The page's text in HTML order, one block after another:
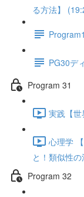
る方法】
PG30デ
Program 31
実践【
心理学
と！類似性
Program 32